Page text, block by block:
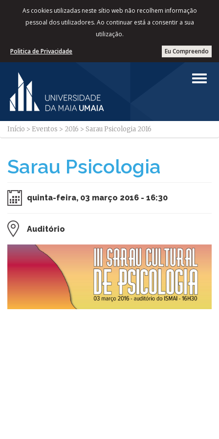
As cookies utilizadas neste sítio web não recolhem informação
pessoal dos utilizadores. Ao continuar está a consentir a sua
utilização.
Eu Compreendo
Politica de Privacidade
Início > Eventos > 2016 > Sarau Psicologia 2016
Sarau Psicologia
quinta-feira, 03 março 2016 - 16:30
Auditório